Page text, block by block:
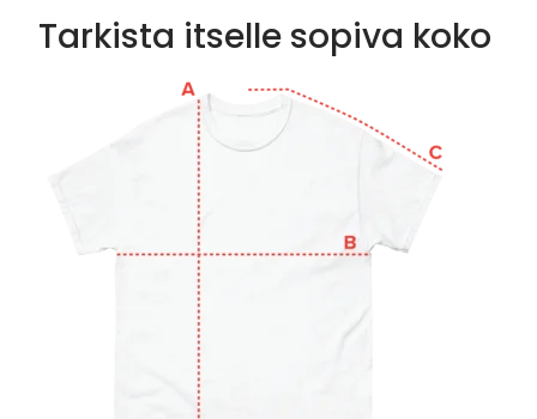
Tarkista itselle sopiva koko